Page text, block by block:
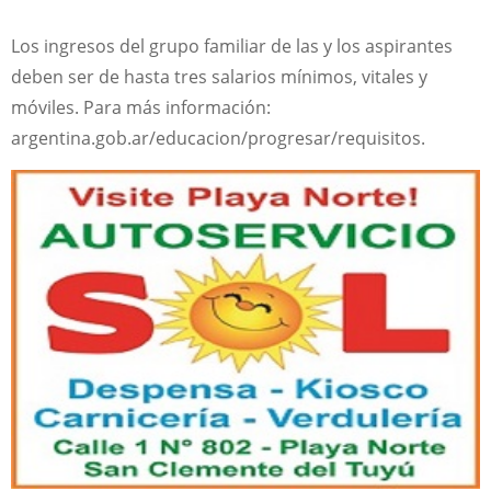
Los ingresos del grupo familiar de las y los aspirantes
deben ser de hasta tres salarios mínimos, vitales y
móviles. Para más información:
argentina.gob.ar/educacion/progresar/requisitos.